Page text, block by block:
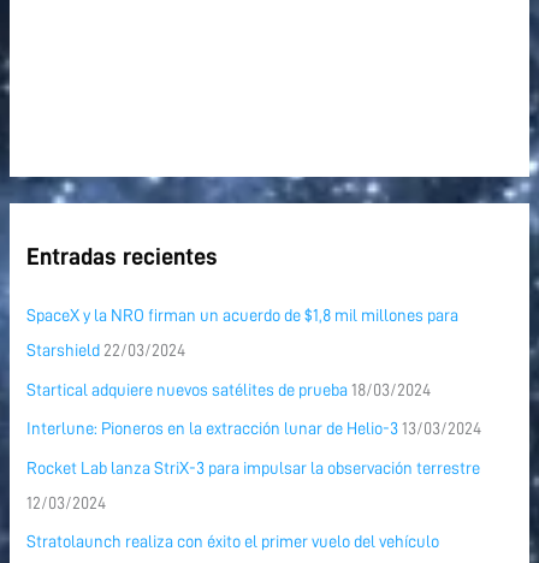
Entradas recientes
SpaceX y la NRO firman un acuerdo de $1,8 mil millones para
Starshield 22/03/2024
Startical adquiere nuevos satélites de prueba 18/03/2024
Interlune: Pioneros en la extracción lunar de Helio-3 13/03/2024
Rocket Lab lanza StriX-3 para impulsar la observación terrestre
12/03/2024
Stratolaunch realiza con éxito el primer vuelo del vehículo